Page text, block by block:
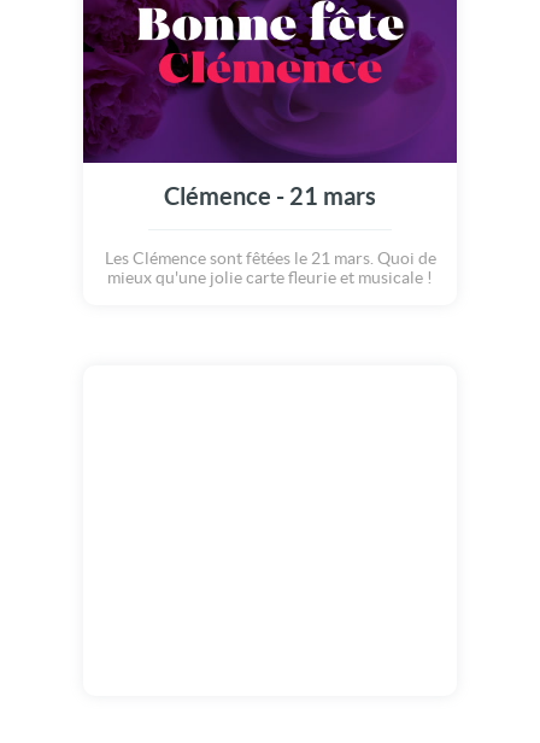
Clémence - 21 mars
Les Clémence sont fêtées le 21 mars. Quoi de
mieux qu'une jolie carte fleurie et musicale !